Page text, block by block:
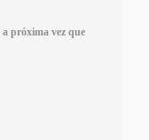
próxima vez que